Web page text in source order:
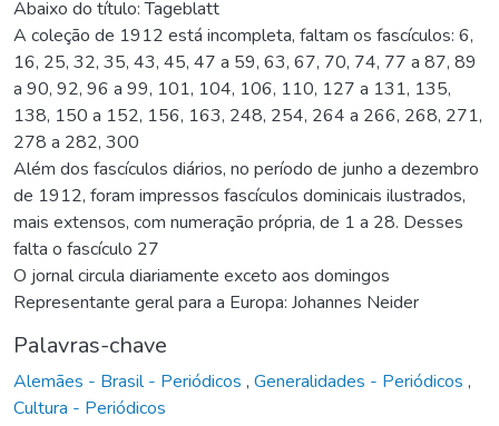
Abaixo do título: Tageblatt
A coleção de 1912 está incompleta, faltam os fascículos: 6,
16, 25, 32, 35, 43, 45, 47 a 59, 63, 67, 70, 74, 77 a 87, 89
a 90, 92, 96 a 99, 101, 104, 106, 110, 127 a 131, 135,
138, 150 a 152, 156, 163, 248, 254, 264 a 266, 268, 271,
278 a 282, 300
Além dos fascículos diários, no período de junho a dezembro
de 1912, foram impressos fascículos dominicais ilustrados,
mais extensos, com numeração própria, de 1 a 28. Desses
falta o fascículo 27
O jornal circula diariamente exceto aos domingos
Representante geral para a Europa: Johannes Neider
Palavras-chave
Alemães - Brasil - Periódicos , Generalidades - Periódicos ,
Cultura - Periódicos